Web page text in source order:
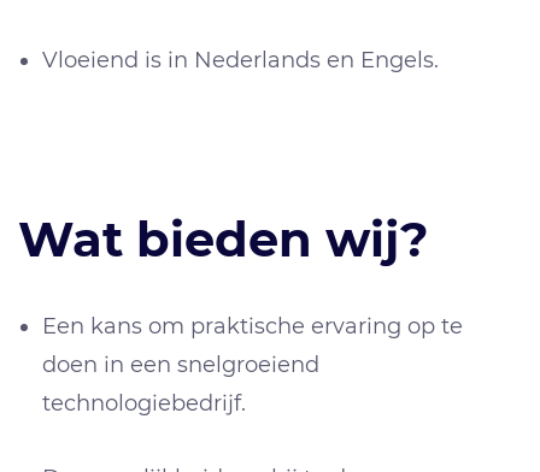
Vloeiend is in Nederlands en Engels.
Wat bieden wij?
Een kans om praktische ervaring op te
doen in een snelgroeiend
technologiebedrijf.